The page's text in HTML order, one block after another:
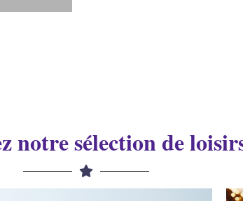
notre sélection de